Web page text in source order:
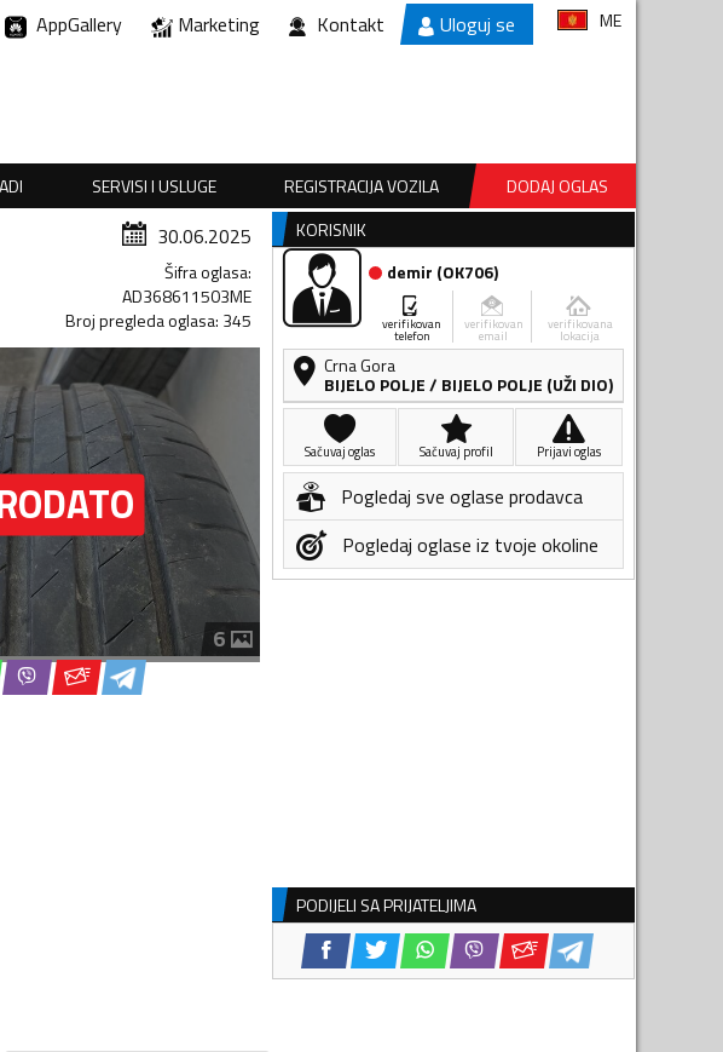
AppGallery Marketing Kontakt Uloguj se ME
SERVISI I USLUGE REGISTRACIJA VOZILA
DODAJ OGLAS
30.06.2025
Šifra oglasa:
AD368611503ME
Broj pregleda oglasa: 345
6
KORISNIK
demir (OK706)
verifikovan
telefon
verifikovan
email
verifikovana
lokacija
Crna Gora
BIJELO POLJE/ BIJELO POLJE (UŽI DIO)
Sačuvaj oglas Sačuvaj profil Prijavi oglas
Pogledaj sve oglase prodavca
Pogledaj oglase iz tvoje okoline
PODIJELI SA PRIJATELJIMA